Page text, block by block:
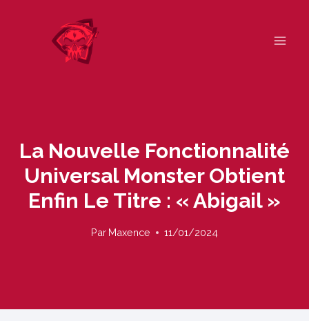
La Nouvelle Fonctionnalité
Universal Monster Obtient
Enfin Le Titre : « Abigail »
Par Maxence 11/01/2024